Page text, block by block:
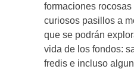
formaciones
curiosos pasillos a
que se podrán
vida de los fondos:
fredis e incluso